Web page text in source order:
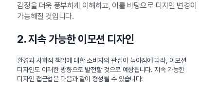
감정을 더욱 풍부하게 이해하고, 이를 바탕으로 디자인 변경이
가능해질 것입니다.
2. 지속 가능한 이모션 디자인
환경과 사회적 책임에 대한 소비자의 관심이 높아짐에 따라, 이모션
디자인도 이러한 방향으로 발전할 것으로 예상됩니다. 지속 가능한
디자인 접근법은 다음과 같이 형성될 수 있습니다: